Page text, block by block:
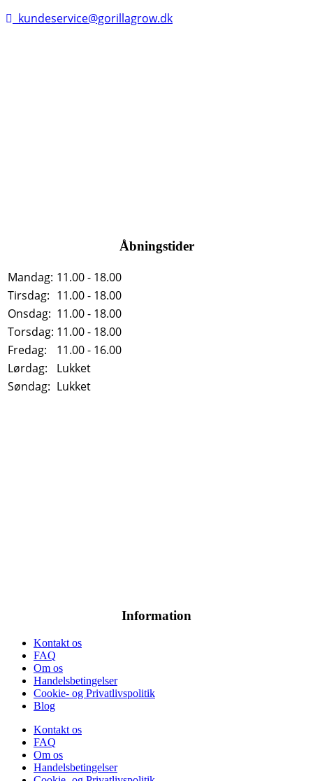
kundeservice@gorillagrow.dk
Åbningstider
Mandag: 11.00 - 18.00
Tirsdag: 11.00 - 18.00
Onsdag: 11.00 - 18.00
Torsdag: 11.00 - 18.00
Fredag:
11.00 - 16.00
Lørdag:
Lukket
Søndag: Lukket
Information
Kontakt os
FAQ
Om os
Handelsbetingelser
Cookie- og Privatlivspolitik
Blog
Kontakt os
FAQ
Om os
Handelsbetingelser